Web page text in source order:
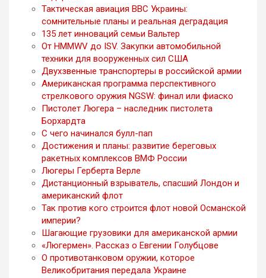
Тактическая авиация ВВС Украины:
сомнительные планы и реальная деградация
135 лет инноваций семьи Вальтер
От HMMWV до ISV. Закупки автомобильной
техники для вооруженных сил США
Двухзвенные транспортеры в российской армии
Американская программа перспективного
стрелкового оружия NGSW: финал или фиаско
Пистолет Люгера – наследник пистолета
Борхардта
С чего начинался булл-пап
Достижения и планы: развитие береговых
ракетных комплексов ВМФ России
Люгеры Герберта Верле
Дистанционный взрыватель, спасший Лондон и
американский флот
Так против кого строится флот новой Османской
империи?
Шагающие грузовики для американской армии
«Люгермен». Рассказ о Евгении Голубцове
О противотанковом оружии, которое
Великобритания передала Украине